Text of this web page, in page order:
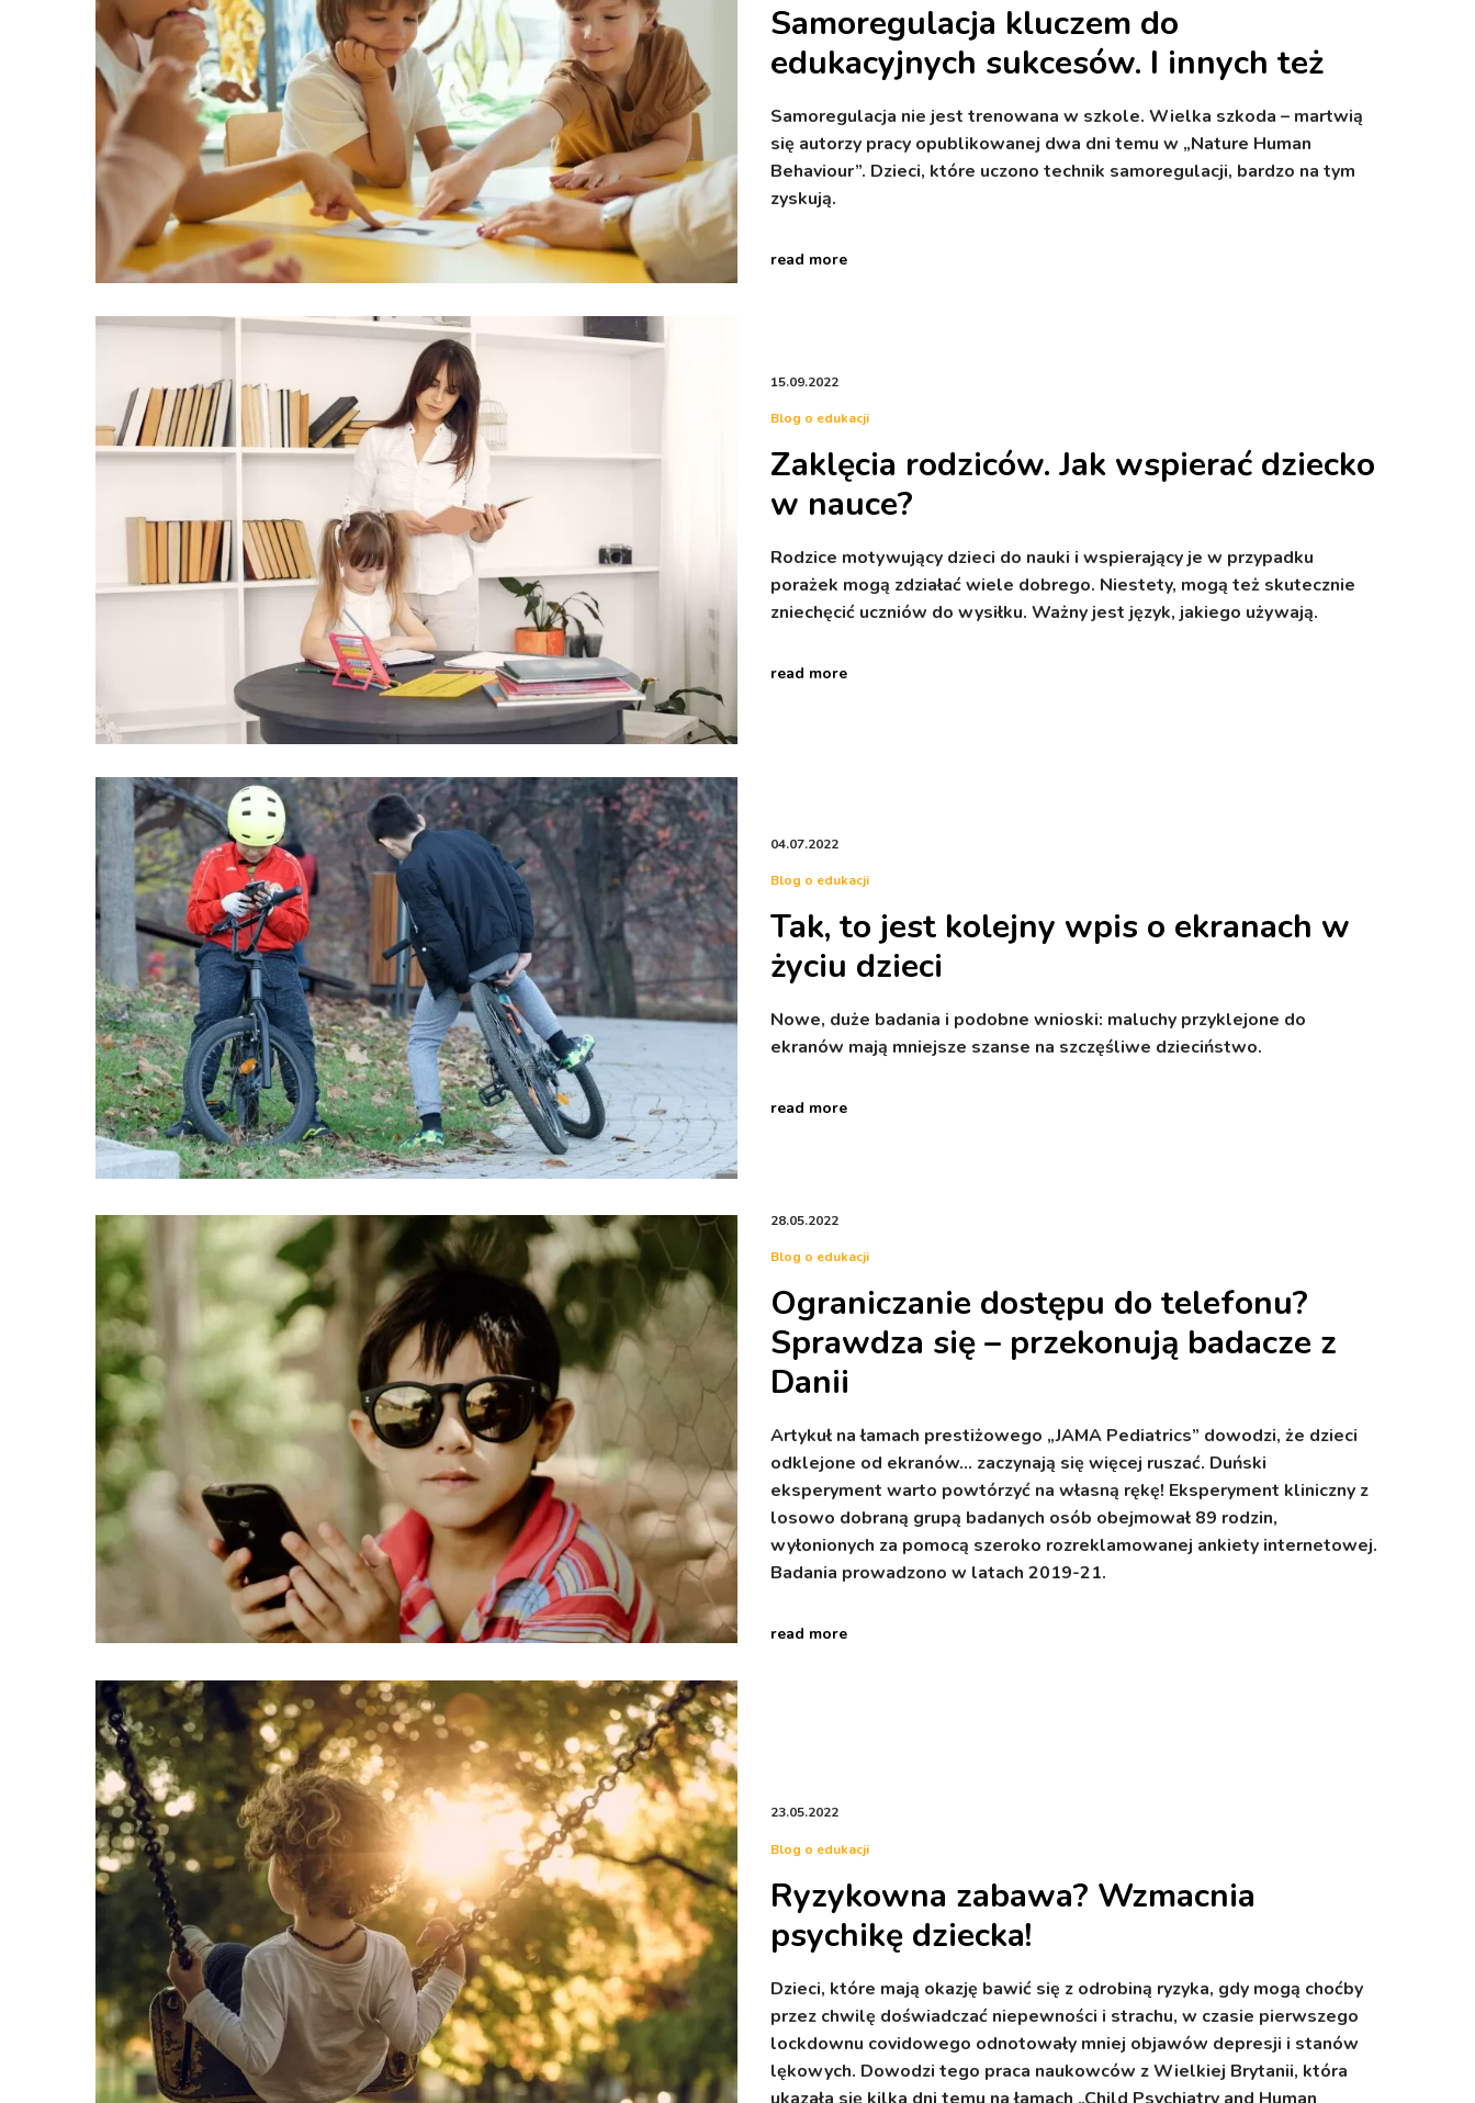
Samoregulacja kluczem do
edukacyjnych sukcesów. I innych też
Samoregulacja nie jest trenowana w szkole. Wielka szkoda – martwią
się autorzy pracy opublikowanej dwa dni temu w „Nature Human
Behaviour”. Dzieci, które uczono technik samoregulacji, bardzo na tym
zyskują.
read more
15.09.2022
Blog o edukacji
Zaklęcia rodziców. Jak wspierać dziecko
w nauce?
Rodzice motywujący dzieci do nauki i wspierający je w przypadku
porażek mogą zdziałać wiele dobrego. Niestety, mogą też skutecznie
zniechęcić uczniów do wysiłku. Ważny jest język, jakiego używają.
read more
04.07.2022
Blog o edukacji
Tak, to jest kolejny wpis o ekranach w
życiu dzieci
Nowe, duże badania i podobne wnioski: maluchy przyklejone do
ekranów mają mniejsze szanse na szczęśliwe dzieciństwo.
read more
28.05.2022
Blog o edukacji
Ograniczanie dostępu do telefonu?
Sprawdza się – przekonują badacze z
Danii
Artykuł na łamach prestiżowego „JAMA Pediatrics” dowodzi, że dzieci
odklejone od ekranów… zaczynają się więcej ruszać. Duński
eksperyment warto powtórzyć na własną rękę! Eksperyment kliniczny z
losowo dobraną grupą badanych osób obejmował 89 rodzin,
wyłonionych za pomocą szeroko rozreklamowanej ankiety internetowej.
Badania prowadzono w latach 2019-21.
read more
23.05.2022
Blog o edukacji
Ryzykowna zabawa? Wzmacnia
psychikę dziecka!
Dzieci, które mają okazję bawić się z odrobiną ryzyka, gdy mogą choćby
przez chwilę doświadczać niepewności i strachu, w czasie pierwszego
lockdownu covidowego odnotowały mniej objawów depresji i stanów
lękowych. Dowodzi tego praca naukowców z Wielkiej Brytanii, która
ukazała się kilka dni temu na łamach „Child Psychiatry and Human